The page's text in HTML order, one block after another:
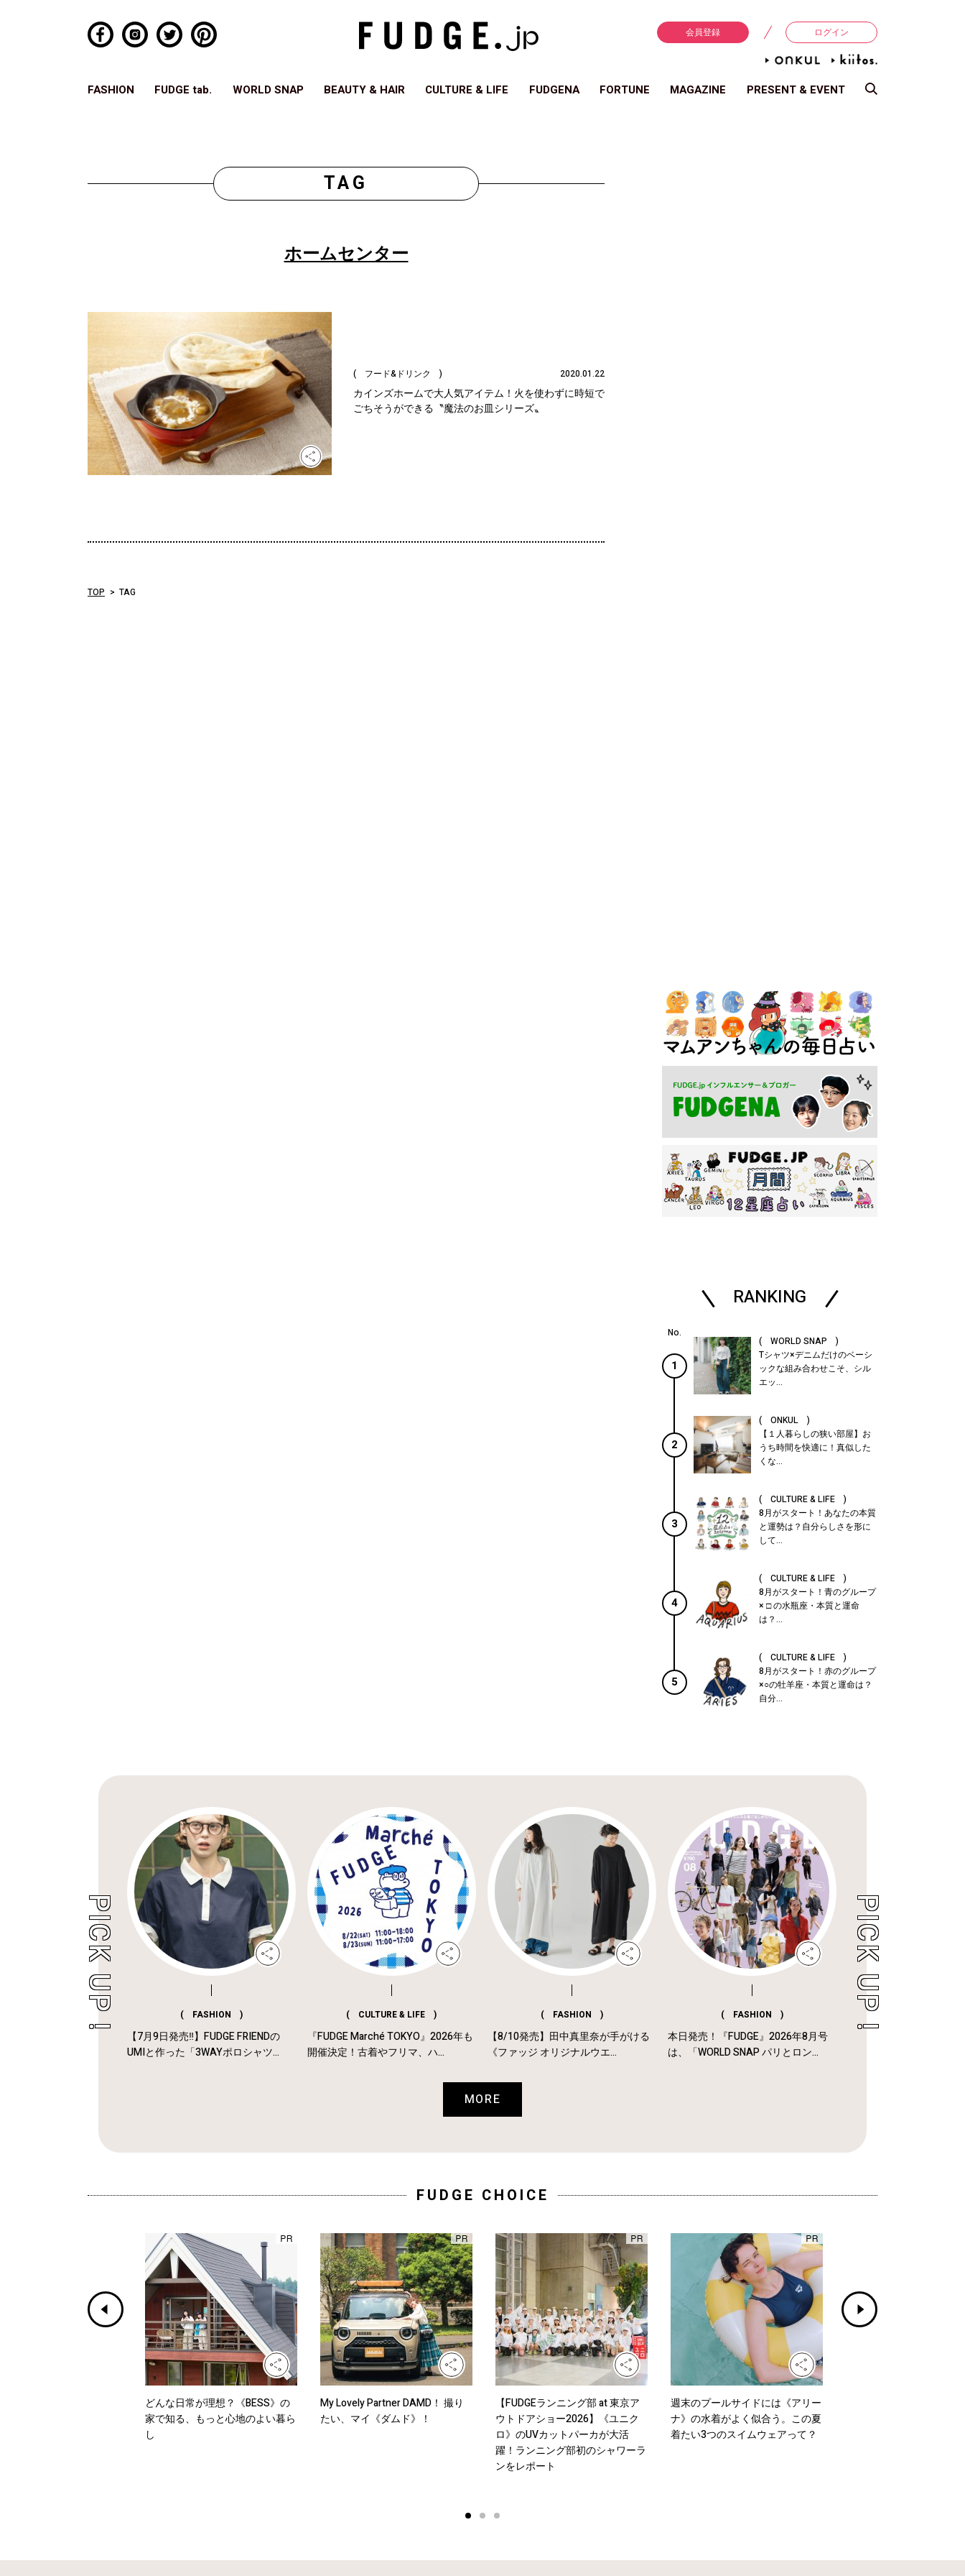
会員登録 ログイン
FASHION FUDGE tab. WORLD SNAP BEAUTY & HAIR CULTURE & LIFE FUDGENA FORTUNE MAGAZINE PRESENT & EVENT
TAG
ホームセンター
( フード&ドリンク ) 2020.01.22
カインズホームで大人気アイテム！火を使わずに時短で
ごちそうができる〝魔法のお皿シリーズ〟
TOP TAG
RANKING
1
( WORLD SNAP )
Tシャツ×デニムだけのベーシ
ックな組み合わせこそ、シル
エッ...
2
( ONKUL )
【１人暮らしの狭い部屋】お
うち時間を快適に！真似した
くな...
3
( CULTURE & LIFE )
8月がスタート！あなたの本質
と運勢は？自分らしさを形に
して...
4
( CULTURE & LIFE )
8月がスタート！青のグループ
× □ の水瓶座・本質と運命
は？...
5
( CULTURE & LIFE )
8月がスタート！赤のグループ
×○の牡羊座・本質と運命は？
自分...
( FASHION )
【7月9日発売‼︎】FUDGE FRIENDの
UMIと作った「3WAYポロシャツ...
( CULTURE & LIFE )
『FUDGE Marché TOKYO』2026年も
開催決定！古着やフリマ、ハ...
( FASHION )
【8/10発売】田中真里奈が手がける
《ファッジ オリジナルウエ...
( FASHION )
本日発売！『FUDGE』2026年8月号
は、「WORLD SNAP パリとロン...
MORE
FUDGE CHOICE
どんな日常が理想？《BESS》の
家で知る、もっと心地のよい暮ら
し
My Lovely Partner DAMD！ 撮り
たい、マイ《ダムド》！
【FUDGEランニング部 at 東京ア
ウトドアショー2026】《ユニク
ロ》のUVカットパーカが大活
躍！ランニング部初のシャワーラ
ンをレポート
週末のプールサイドには《アリー
ナ》の水着がよく似合う。この夏
着たい3つのスイムウェアって？